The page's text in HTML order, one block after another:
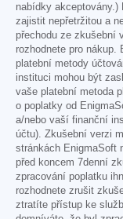
nabídky akceptovány.)
zajistit nepřetržitou a
přechodu ze zkušební
rozhodnete pro nákup.
platební metody
instituci mohou být
vaše platební metoda
o poplatky od
a/nebo vaší finanční
účtu). Zkušební verzi
stránkách EnigmaSoft
před koncem 7denní
zpracování poplatku
rozhodnete zrušit
ztratíte přístup ke